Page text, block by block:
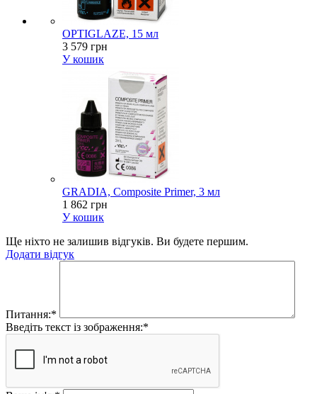
OPTIGLAZE, 15 мл
3 579 грн
У кошик
GRADIA, Composite Primer, 3 мл
1 862 грн
У кошик
Ще ніхто не залишив відгуків. Ви будете першим.
Додати відгук
Питання:*
Введіть текст із зображення:*